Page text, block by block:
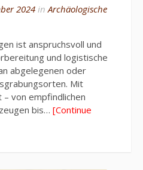
2024 inArchäologische
ist anspruchsvoll und
und logistische
abgelegenen oder
Mit
von empfindlichen
bis… [Continue